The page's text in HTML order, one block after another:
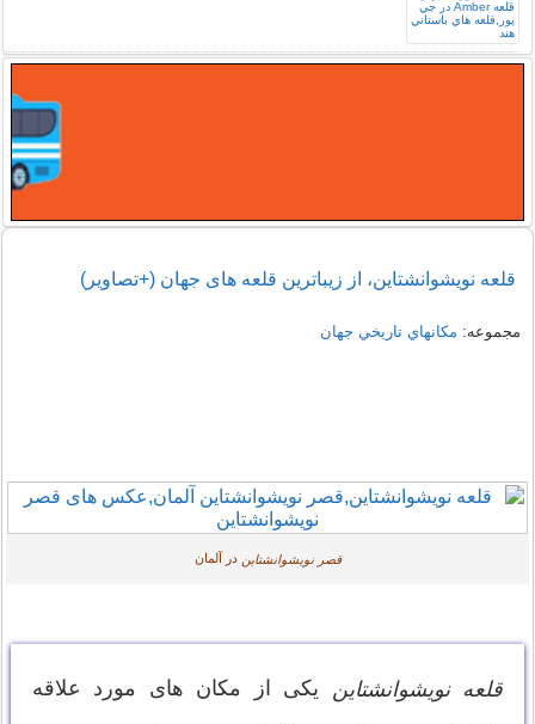
قلعه نویشوانشتاین، از زیباترین قلعه های جهان (+تصاویر)
مجموعه: مكانهاي تاريخي جهان
قصر نویشوانشتاین در آلمان
قلعه نویشوانشتاین یکی از مکان های مورد علاقه